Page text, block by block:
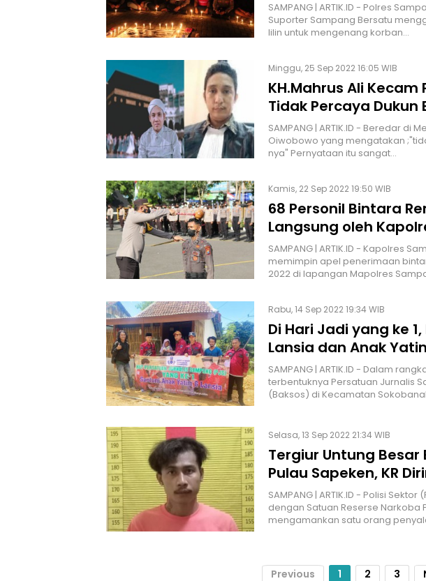
SAMPANG | ARTIK.ID - Polres
Suporter Sampang Bersatu
lilin untuk mengenang korban…
Minggu, 25 Sep 2022 16:05 WIB
KH.Mahrus Ali
Tidak Percaya
SAMPANG | ARTIK.ID - Beredar di
Oiwobowo yang mengatakan
nya" Pernyataan itu sangat…
Kamis, 22 Sep 2022 19:50 WIB
68 Personil Bintara
Langsung oleh
SAMPANG | ARTIK.ID - Kapolres
memimpin apel penerimaan
2022 di lapangan Mapolres
Rabu, 14 Sep 2022 19:34 WIB
Di Hari Jadi yang ke
Lansia dan Anak
SAMPANG | ARTIK.ID - Dalam
terbentuknya Persatuan Jurnalis
(Baksos) di Kecamatan
Selasa, 13 Sep 2022 21:34 WIB
Tergiur Untung Besar
Pulau Sapeken, KR
SAMPANG | ARTIK.ID - Polisi
dengan Satuan Reserse Narkoba
mengamankan satu orang
Previous 1 2 3